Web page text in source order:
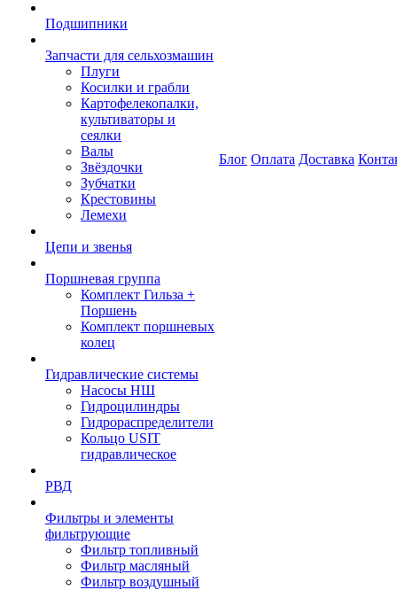
Подшипники
Запчасти для сельхозмашин
Плуги
Косилки и грабли
Картофелекопалки,
культиваторы и
сеялки
Валы
Звёздочки
Зубчатки
Крестовины
Лемехи
Цепи и звенья
Поршневая группа
Комплект Гильза +
Поршень
Комплект поршневых
колец
Гидравлические системы
Насосы НШ
Гидроцилиндры
Гидрораспределители
Кольцо USIT
гидравлическое
РВД
Фильтры и элементы
фильтрующие
Фильтр топливный
Фильтр масляный
Фильтр воздушный
Блог Оплата Доставка